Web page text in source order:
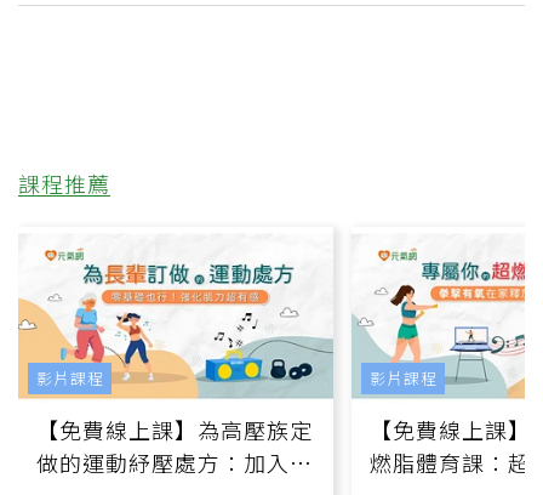
課程推薦
【免費線上課】為高壓族定
做的運動紓壓處方：加入行
影片課程
【免費線上課
燃脂體育課：超
影片課程